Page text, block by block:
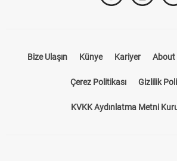
Bize Ulaşın Künye Kariyer About
Çerez Politikası Gizlilik
KVKK Aydınlatma Metni